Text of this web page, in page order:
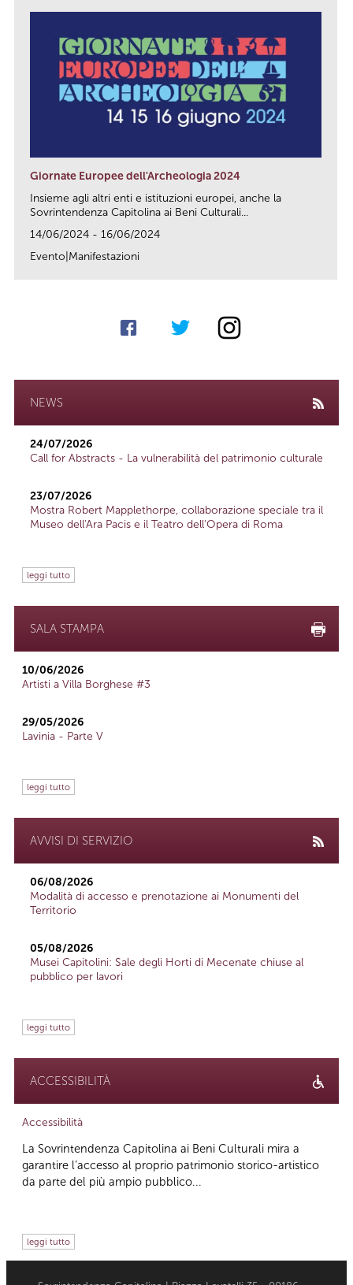
Giornate Europee dell'Archeologia 2024
Insieme agli altri enti e istituzioni europei, anche la
Sovrintendenza Capitolina ai Beni Culturali...
14/06/2024 - 16/06/2024
Evento|Manifestazioni
NEWS
24/07/2026
Call for Abstracts - La vulnerabilità del patrimonio culturale
23/07/2026
Mostra Robert Mapplethorpe, collaborazione speciale tra il
Museo dell'Ara Pacis e il Teatro dell'Opera di Roma
leggi tutto
SALA STAMPA
10/06/2026
Artisti a Villa Borghese #3
29/05/2026
Lavinia - Parte V
leggi tutto
AVVISI DI SERVIZIO
06/08/2026
Modalità di accesso e prenotazione ai Monumenti del
Territorio
05/08/2026
Musei Capitolini: Sale degli Horti di Mecenate chiuse al
pubblico per lavori
leggi tutto
ACCESSIBILITÀ
Accessibilità
La Sovrintendenza Capitolina ai Beni Culturali mira a
garantire l’accesso al proprio patrimonio storico-artistico
da parte del più ampio pubblico...
leggi tutto